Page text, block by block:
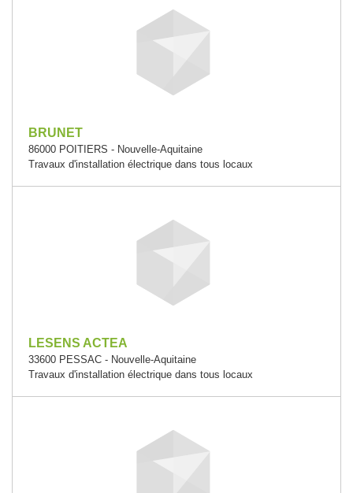
BRUNET
86000 POITIERS - Nouvelle-Aquitaine
Travaux d'installation électrique dans tous locaux
LESENS ACTEA
33600 PESSAC - Nouvelle-Aquitaine
Travaux d'installation électrique dans tous locaux